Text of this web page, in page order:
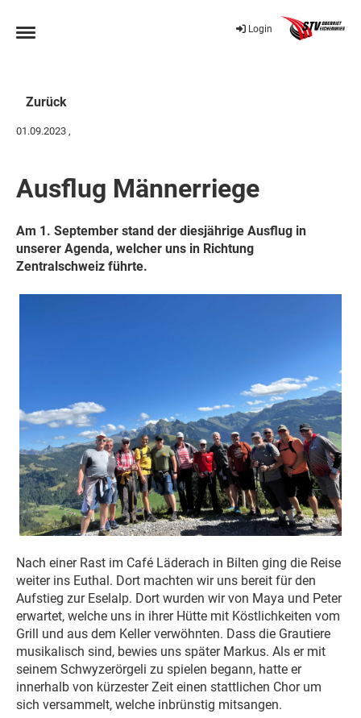
Login
Zurück
01.09.2023 ,
Ausflug Männerriege
Am 1. September stand der diesjährige Ausflug in
unserer Agenda, welcher uns in Richtung
Zentralschweiz führte.
Nach einer Rast im Café Läderach in Bilten ging die Reise
weiter ins Euthal. Dort machten wir uns bereit für den
Aufstieg zur Eselalp. Dort wurden wir von Maya und Peter
erwartet, welche uns in ihrer Hütte mit Köstlichkeiten vom
Grill und aus dem Keller verwöhnten. Dass die Grautiere
musikalisch sind, bewies uns später Markus. Als er mit
seinem Schwyzerörgeli zu spielen begann, hatte er
innerhalb von kürzester Zeit einen stattlichen Chor um
sich versammelt, welche inbrünstig mitsangen.